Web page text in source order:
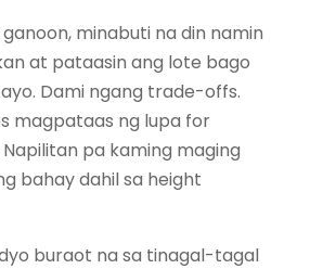
minabuti na din namin
at pataasin ang lote bago
Dami ngang trade-offs.
magpataas ng lupa for
pa kaming maging
bahay dahil sa height
buraot na sa tinagal-tagal